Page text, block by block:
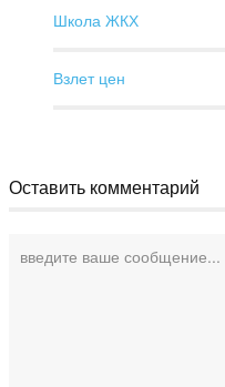
Школа ЖКХ
Взлет цен
Оставить комментарий